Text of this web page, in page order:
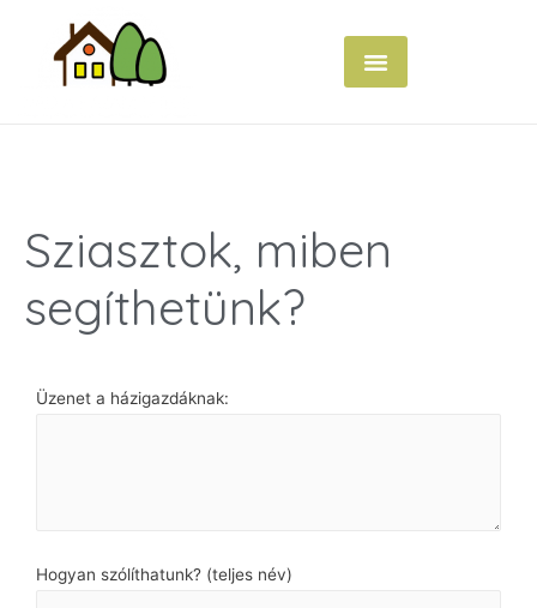
Sziasztok, miben
segíthetünk?
Üzenet a házigazdáknak:
Hogyan szólíthatunk? (teljes név)